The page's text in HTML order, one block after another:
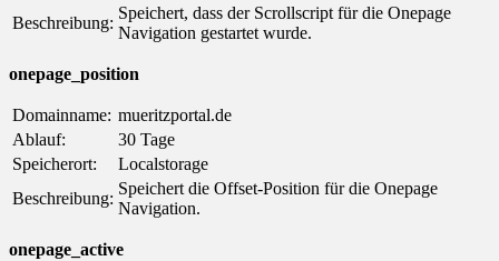
Beschreibung:
Speichert, dass der Scrollscript für die Onepage
Navigation gestartet wurde.
onepage_position
Domainname: mueritzportal.de
Ablauf:
30 Tage
Speicherort:
Localstorage
Beschreibung:
Speichert die Offset-Position für die Onepage
Navigation.
onepage_active